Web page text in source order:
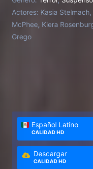
Actores: Kasia
McPhee, Kiera
Grego
Español Latino
CALIDAD HD
Descargar
CALIDAD HD